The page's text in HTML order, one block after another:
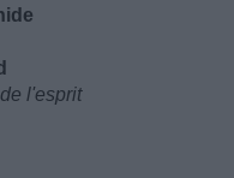
l'esprit